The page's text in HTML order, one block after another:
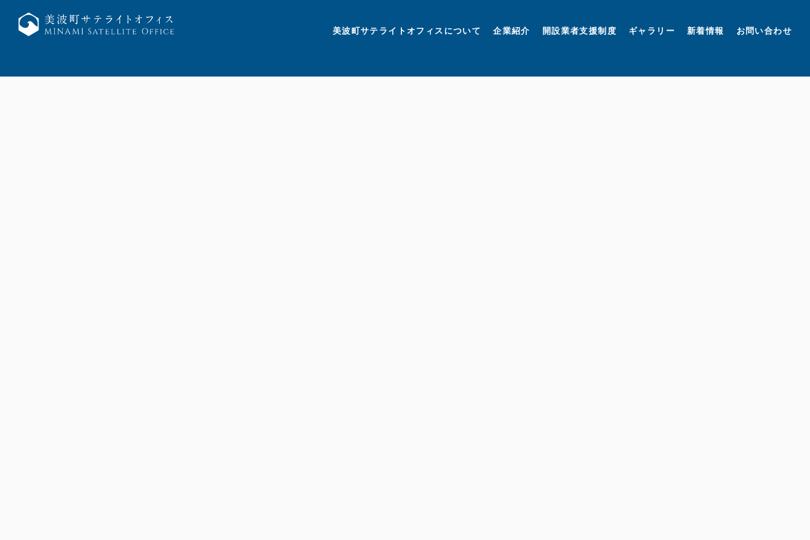
美波町サテライトオフィスについて 企業紹介 開設業者支援制度 ギャラリー 新着情報 お問い合わせ
美波町 ミナミマリンラボ
個人情報保護方針